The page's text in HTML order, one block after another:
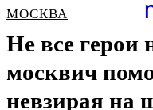
МОСКВА
Не все герои
москвич
невзирая на